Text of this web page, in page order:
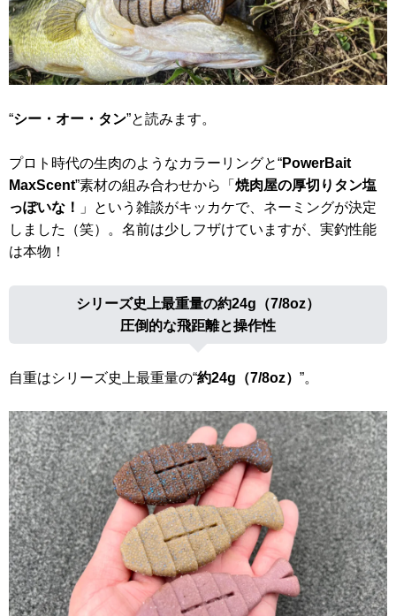
“シー・オー・タン”と読みます。
プロト時代の生肉のようなカラーリングと“PowerBait
MaxScent”素材の組み合わせから「 焼肉屋の厚切りタン塩
っぽいな！
」という雑談がキッカケで、ネーミングが決定
しました（笑）。名前は少しフザけていますが、実釣性能
は本物！
シリーズ史上最重量の約24g（7/8oz）
圧倒的な飛距離と操作性
自重はシリーズ史上最重量の“約24g（7/8oz） ”。